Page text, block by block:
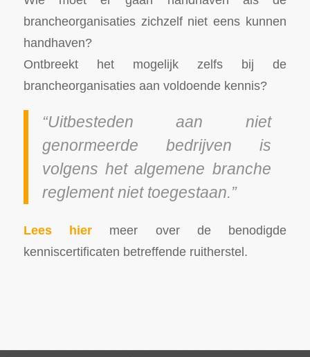
brancheorganisaties zichzelf niet eens kunnen
handhaven?
Ontbreekt het mogelijk zelfs bij de
brancheorganisaties aan voldoende kennis?
“Uitbesteden aan niet
genormeerde bedrijven is
volgens het algemene branche
reglement niet toegestaan.”
Lees hiermeer over de benodigde
kenniscertificaten betreffende ruitherstel.